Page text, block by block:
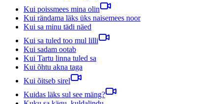
Kui poissmees mina olin
Kui rändama läks üks naisemees noor
Kui sa minu tädi näed
Kui sa tuled too mul lilli
Kui sadam ootab
Kui Tartu linna tuled sa
Kui õhtu akna taga
Kui õitseb sirel
Kuidas läks sul see mäng?